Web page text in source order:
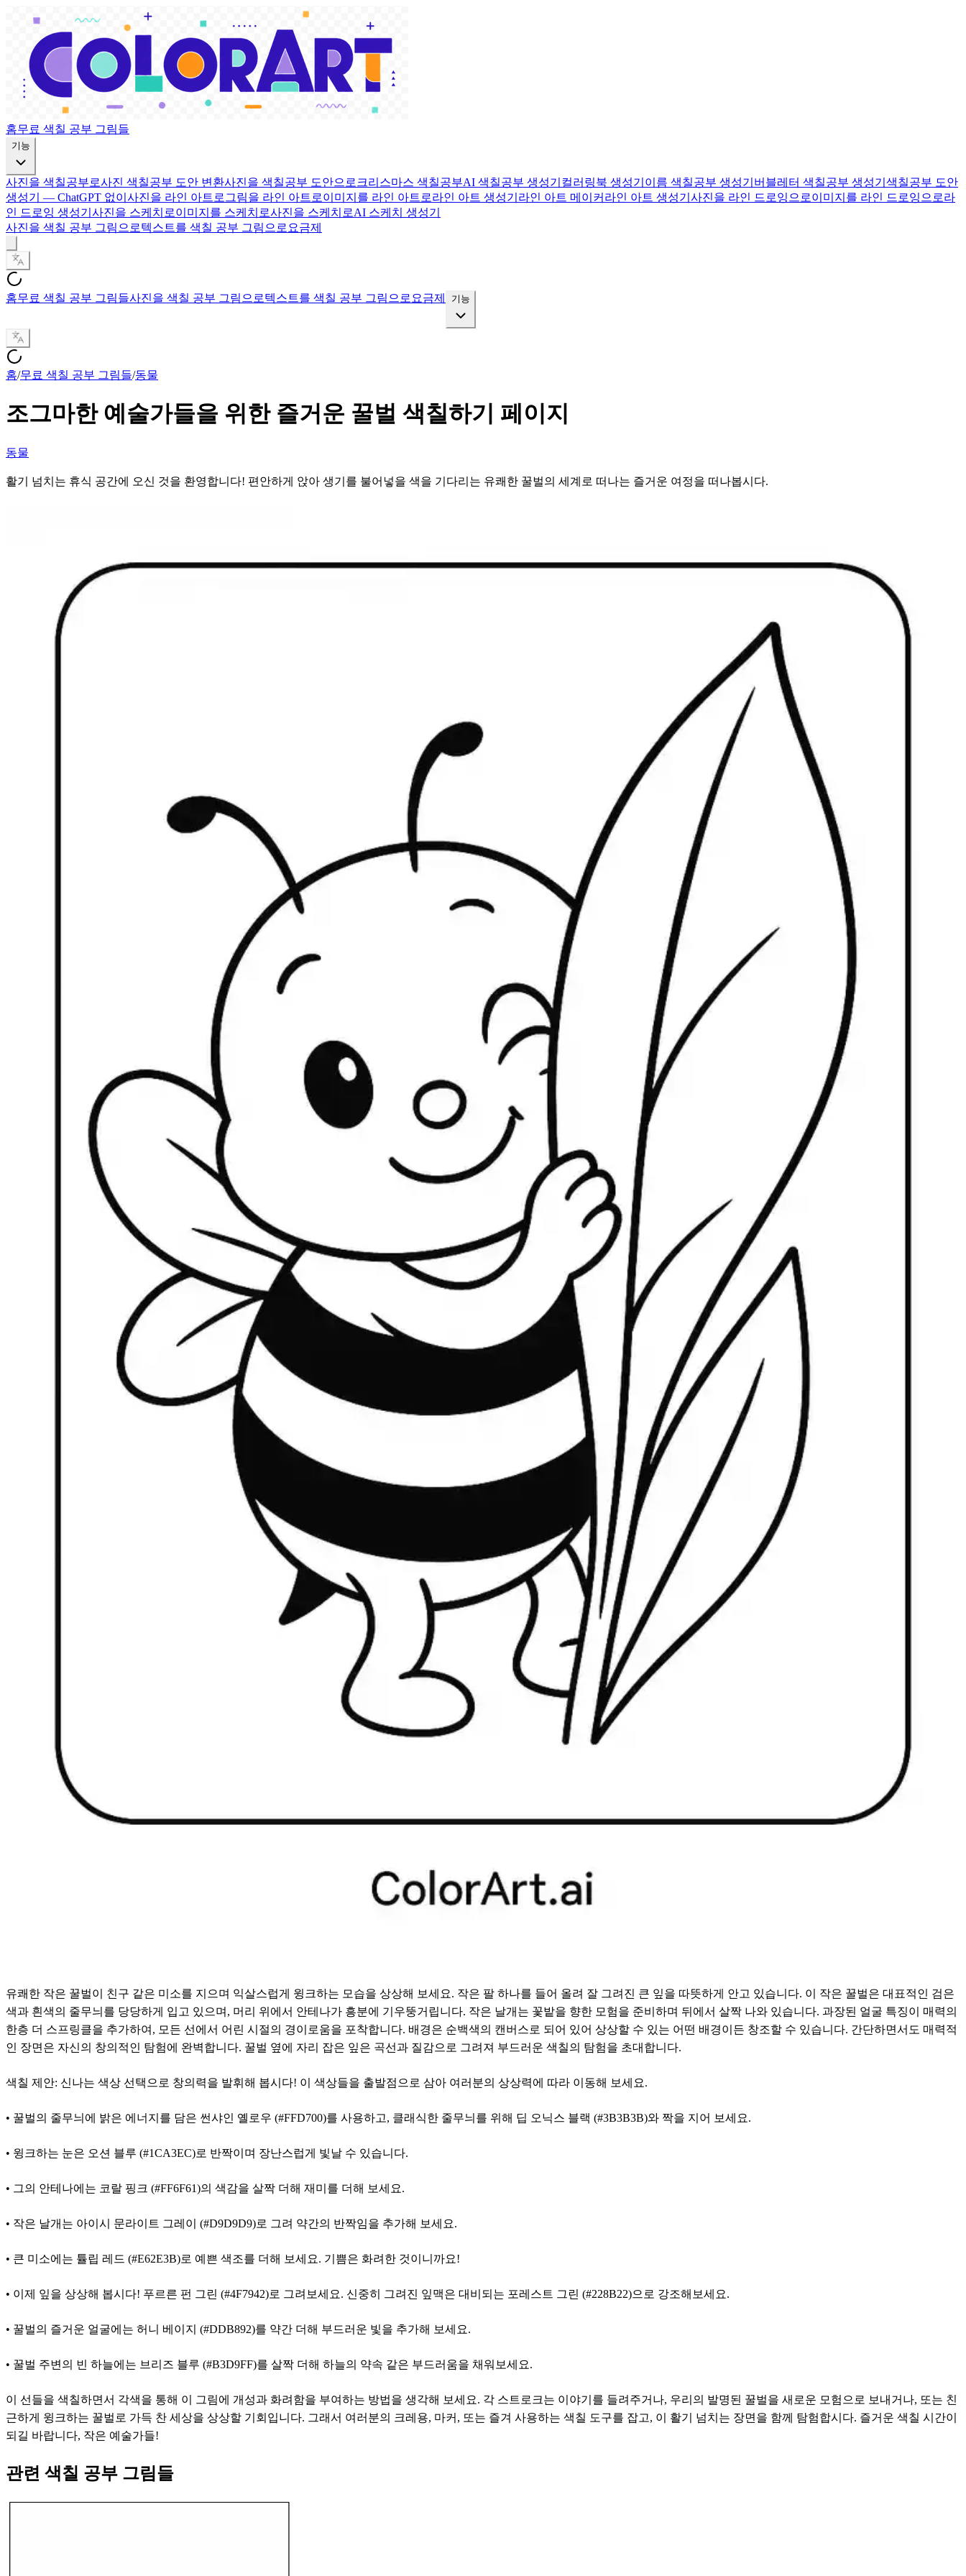
홈무료 색칠 공부 그림들
기능
사진을 색칠공부로사진 색칠공부 도안 변환사진을 색칠공부 도안으로 크리스마스 색칠공부AI 색칠공부 생성기 컬러링북 생성기 이름 색칠공부 생성기 버블레터 색칠공부 생성기 색칠공부 도안
생성기 — ChatGPT 없이 사진을 라인 아트로 그림을 라인 아트로이미지를 라인 아트로라인 아트 생성기 라인 아트 메이커 라인 아트 생성기 사진을 라인 드로잉으로이미지를 라인 드로잉으로라
인 드로잉 생성기 사진을 스케치로이미지를 스케치로사진을 스케치로AI 스케치 생성기
사진을 색칠 공부 그림으로텍스트를 색칠 공부 그림으로 요금제
홈무료 색칠 공부 그림들사진을 색칠 공부 그림으로텍스트를 색칠 공부 그림으로 요금제 기능
홈/무료 색칠 공부 그림들/동물
조그마한 예술가들을 위한 즐거운 꿀벌 색칠하기 페이지
동물
활기 넘치는 휴식 공간에 오신 것을 환영합니다! 편안하게 앉아 생기를 불어넣을 색을 기다리는 유쾌한 꿀벌의 세계로 떠나는 즐거운 여정을 떠나봅시다.
유쾌한 작은 꿀벌이 친구 같은 미소를 지으며 익살스럽게 윙크하는 모습을 상상해 보세요. 작은 팔 하나를 들어 올려 잘 그려진 큰 잎을 따뜻하게 안고 있습니다. 이 작은 꿀벌은 대표적인 검은
색과 흰색의 줄무늬를 당당하게 입고 있으며, 머리 위에서 안테나가 흥분에 기우뚱거립니다. 작은 날개는 꽃밭을 향한 모험을 준비하며 뒤에서 살짝 나와 있습니다. 과장된 얼굴 특징이 매력의
한층 더 스프링클을 추가하여, 모든 선에서 어린 시절의 경이로움을 포착합니다. 배경은 순백색의 캔버스로 되어 있어 상상할 수 있는 어떤 배경이든 창조할 수 있습니다. 간단하면서도 매력적
인 장면은 자신의 창의적인 탐험에 완벽합니다. 꿀벌 옆에 자리 잡은 잎은 곡선과 질감으로 그려져 부드러운 색칠의 탐험을 초대합니다.
색칠 제안: 신나는 색상 선택으로 창의력을 발휘해 봅시다! 이 색상들을 출발점으로 삼아 여러분의 상상력에 따라 이동해 보세요.
• 꿀벌의 줄무늬에 밝은 에너지를 담은 썬샤인 옐로우 (#FFD700)를 사용하고, 클래식한 줄무늬를 위해 딥 오닉스 블랙 (#3B3B3B)와 짝을 지어 보세요.
• 윙크하는 눈은 오션 블루 (#1CA3EC)로 반짝이며 장난스럽게 빛날 수 있습니다.
• 그의 안테나에는 코랄 핑크 (#FF6F61)의 색감을 살짝 더해 재미를 더해 보세요.
• 작은 날개는 아이시 문라이트 그레이 (#D9D9D9)로 그려 약간의 반짝임을 추가해 보세요.
• 큰 미소에는 튤립 레드 (#E62E3B)로 예쁜 색조를 더해 보세요. 기쁨은 화려한 것이니까요!
• 이제 잎을 상상해 봅시다! 푸르른 펀 그린 (#4F7942)로 그려보세요. 신중히 그려진 잎맥은 대비되는 포레스트 그린 (#228B22)으로 강조해보세요.
• 꿀벌의 즐거운 얼굴에는 허니 베이지 (#DDB892)를 약간 더해 부드러운 빛을 추가해 보세요.
• 꿀벌 주변의 빈 하늘에는 브리즈 블루 (#B3D9FF)를 살짝 더해 하늘의 약속 같은 부드러움을 채워보세요.
이 선들을 색칠하면서 각색을 통해 이 그림에 개성과 화려함을 부여하는 방법을 생각해 보세요. 각 스트로크는 이야기를 들려주거나, 우리의 발명된 꿀벌을 새로운 모험으로 보내거나, 또는 친
근하게 윙크하는 꿀벌로 가득 찬 세상을 상상할 기회입니다. 그래서 여러분의 크레용, 마커, 또는 즐겨 사용하는 색칠 도구를 잡고, 이 활기 넘치는 장면을 함께 탐험합시다. 즐거운 색칠 시간이
되길 바랍니다, 작은 예술가들!
관련 색칠 공부 그림들